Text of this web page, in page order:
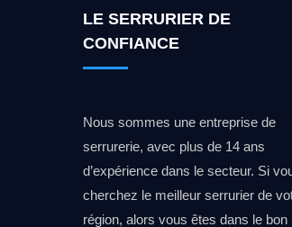
LE SERRURIER DE
CONFIANCE
Nous sommes une entreprise de
serrurerie, avec plus de 14 ans
d’expérience dans le secteur. Si
cherchez le meilleur serrurier de
région, alors vous êtes dans le bon